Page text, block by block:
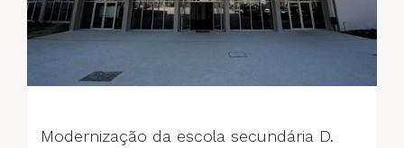
Modernização da escola secundária D.